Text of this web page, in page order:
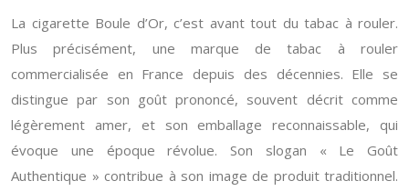
La cigarette Boule d’Or, c’est avant tout du tabac à rouler.
Plus précisément, une marque de tabac à rouler
commercialisée en France depuis des décennies. Elle se
distingue par son goût prononcé, souvent décrit comme
légèrement amer, et son emballage reconnaissable, qui
évoque une époque révolue. Son slogan « Le Goût
Authentique » contribue à son image de produit traditionnel.